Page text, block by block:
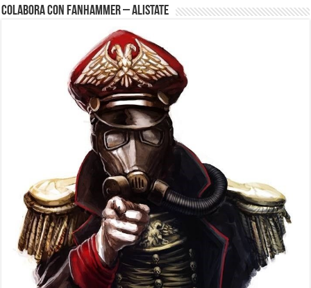
Colabora con FanHammer – Alistate